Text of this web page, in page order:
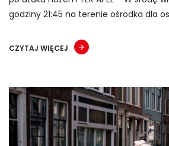
godziny 21:45 na terenie ośrodka dla
CZYTAJ WIĘCEJ